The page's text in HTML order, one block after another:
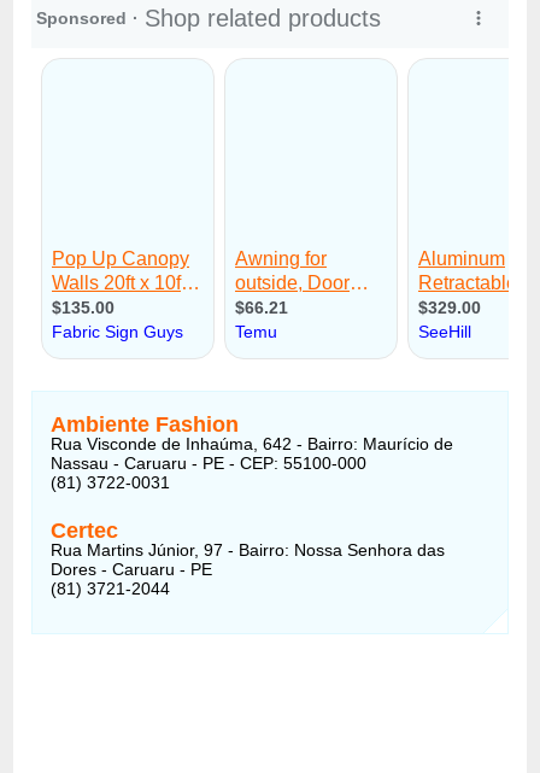
Ambiente Fashion
Rua Visconde de Inhaúma, 642 - Bairro: Maurício de
Nassau - Caruaru - PE - CEP: 55100-000
(81) 3722-0031
Certec
Rua Martins Júnior, 97 - Bairro: Nossa Senhora das
Dores - Caruaru - PE
(81) 3721-2044 ‎